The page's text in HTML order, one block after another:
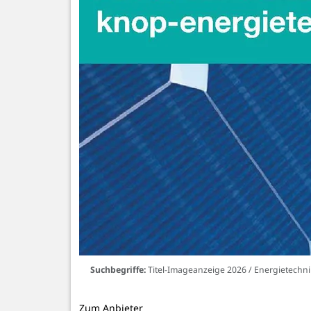
Suchbegriffe:Titel-Imageanzeige 2026 /
Zum Anbieter